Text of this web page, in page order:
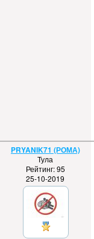
PRYANIK71 (РОМА)
Тула
Рейтинг: 95
25-10-2019